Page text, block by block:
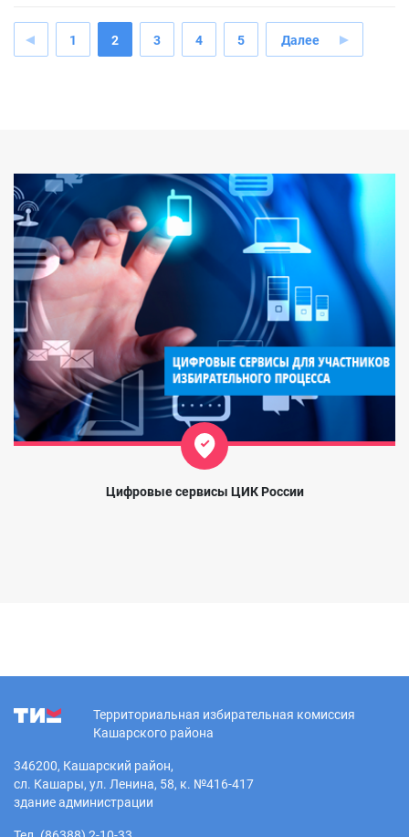
1 2 3 4 5 Далее
Цифровые сервисы ЦИК России
Территориальная избирательная комиссия
Кашарского района
346200, Кашарский район,
сл. Кашары, ул. Ленина, 58, к. №416-417
здание администрации